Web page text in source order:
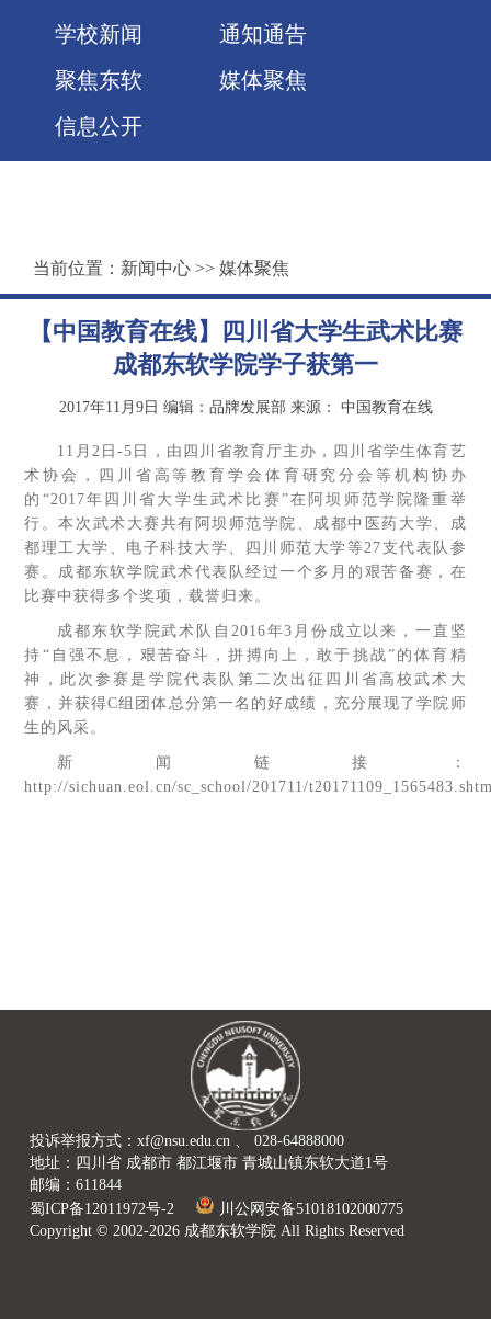
学校新闻
通知通告
聚焦东软
媒体聚焦
信息公开
当前位置： 新闻中心 >> 媒体聚焦
【中国教育在线】四川省大学生武术比赛
成都东软学院学子获第一
2017年11月9日 编辑：品牌发展部 来源： 中国教育在线
11月2日-5日，由四川省教育厅主办，四川省学生体育艺
术协会，四川省高等教育学会体育研究分会等机构协办
的“2017年四川省大学生武术比赛”在阿坝师范学院隆重举
行。本次武术大赛共有阿坝师范学院、成都中医药大学、成
都理工大学、电子科技大学、四川师范大学等27支代表队参
赛。成都东软学院武术代表队经过一个多月的艰苦备赛，在
比赛中获得多个奖项，载誉归来。
成都东软学院武术队自2016年3月份成立以来，一直坚
持“自强不息，艰苦奋斗，拼搏向上，敢于挑战”的体育精
神，此次参赛是学院代表队第二次出征四川省高校武术大
赛，并获得C组团体总分第一名的好成绩，充分展现了学院师
生的风采。
新闻链接：
http://sichuan.eol.cn/sc_school/201711/
投诉举报方式：xf@nsu.edu.cn 、 028-64888000
地址：四川省 成都市 都江堰市 青城山镇东软大道1号
邮编：611844
蜀ICP备12011972号-2
川公网安备51018102000775
Copyright © 2002-2026 成都东软学院 All Rights Reserved